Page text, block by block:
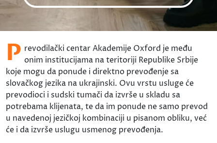
P revodilački centar Akademije Oxford je među
onim institucijama na teritoriji Republike Srbije
koje mogu da ponude i direktno prevođenje sa
slovačkog jezika na ukrajinski. Ovu vrstu usluge će
prevodioci i sudski tumači da izvrše u skladu sa
potrebama klijenata, te da im ponude ne samo prevod
u navedenoj jezičkoj kombinaciji u pisanom obliku, već
će i da izvrše uslugu usmenog prevođenja.